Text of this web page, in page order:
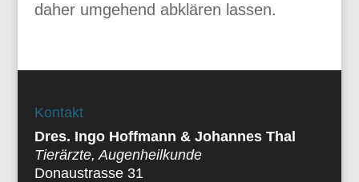
daher umgehend abklären lassen.
Kontakt
Dres. Ingo Hoffmann & Johannes Thal
Tierärzte, Augenheilkunde
Donaustrasse 31